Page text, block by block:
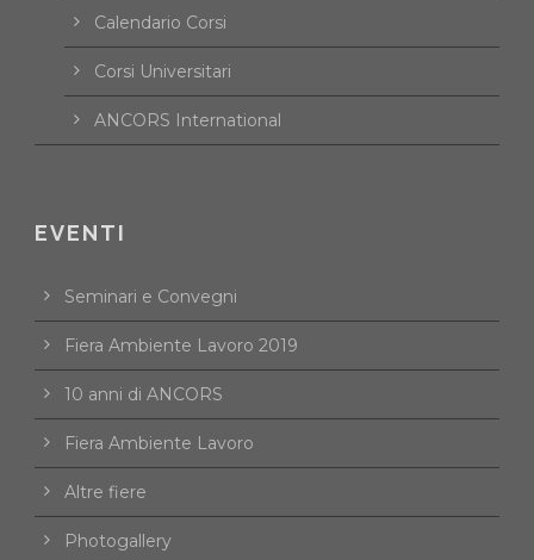
Calendario Corsi
Corsi Universitari
ANCORS International
EVENTI
Seminari e Convegni
Fiera Ambiente Lavoro 2019
10 anni di ANCORS
Fiera Ambiente Lavoro
Altre fiere
Photogallery